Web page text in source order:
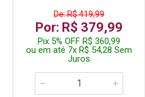
De: R$ 419,99
Por: R$ 379,99
Pix 5% OFF R$ 360,99
ou em até 7x R$ 54,28 Sem
Juros